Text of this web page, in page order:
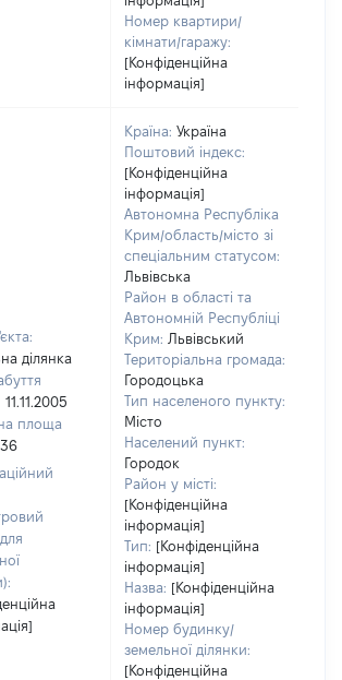
Номер квартири/
кімнати/гаражу:
[Конфіденційна
інформація]
ділянка
11.11.2005
площа
Країна: Україна
Поштовий індекс:
[Конфіденційна
інформація]
Автономна Республіка
Крим/область/місто зі
спеціальним статусом:
Львівська
Район в області та
Автономній Республіці
Крим: Львівський
Територіальна громада:
Городоцька
Тип населеного пункту:
Місто
Населений пункт:
Городок
Район у місті:
[Конфіденційна
інформація]
Тип: [Конфіденційна
інформація]
Назва: [Конфіденційна
інформація]
Номер будинку/
земельної ділянки:
[Конфіденційна